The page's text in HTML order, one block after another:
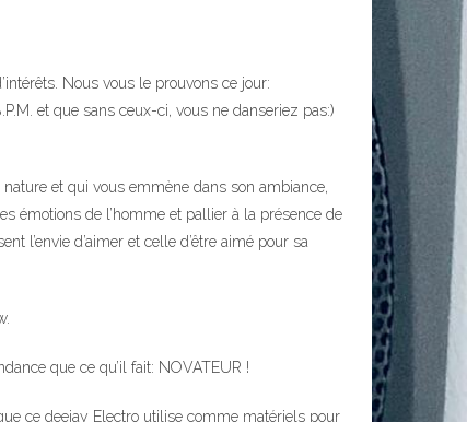
Nous vous le prouvons ce jour:
et que sans ceux-ci, vous ne danseriez pas:)
et qui vous emmène dans son ambiance,
émotions de l’homme et pallier à la présence de
l’envie d’aimer et celle d’être aimé pour sa
que ce qu’il fait: NOVATEUR !
ce deejay Electro utilise comme matériels pour